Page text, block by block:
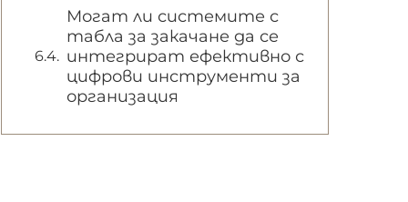
Могат ли системите с
табла за закачане да се
интегрират ефективно с
цифрови инструменти за
организация